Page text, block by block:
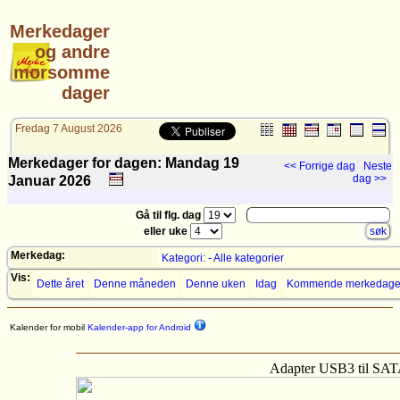
Merkedager
og andre
morsomme
dager
Fredag 7 August 2026
Merkedager for dagen: Mandag 19
Januar 2026
<< Forrige dag
Neste
dag >>
Gå til flg. dag
eller uke
Merkedag:
Kategori: - Alle kategorier
Vis:
Dette året Denne måneden Denne uken Idag Kommende
Kalender for mobil Kalender-app for Android
Adapter USB3 til